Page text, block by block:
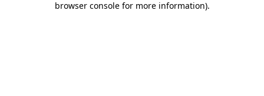
browser console for more information).